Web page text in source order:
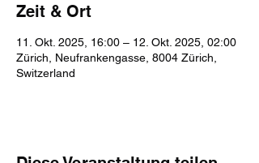
Zeit & Ort
11. Okt. 2025, 16:00 – 12. Okt. 2025, 02:00
Zürich, Neufrankengasse, 8004 Zürich,
Switzerland